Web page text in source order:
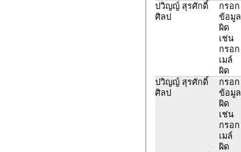
ปวิญญ์ สุรศักดิ์
ศิลป
กรอก
ข้อมูล
ผิด
เช่น
กรอก
เมล์
ผิด
ปวิญญ์ สุรศักดิ์
ศิลป
กรอก
ข้อมูล
ผิด
เช่น
กรอก
เมล์
ผิด